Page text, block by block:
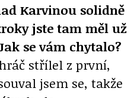
Karvinou solidně
jste tam měl už
se vám chytalo?
střílel z první,
jsem se, takže